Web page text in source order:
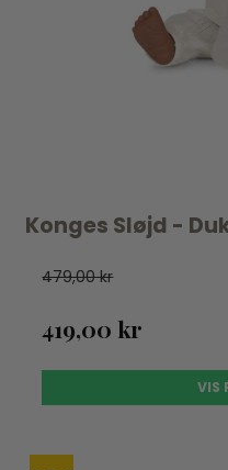
Konges Sløjd -
479,00 kr
419,00 kr
VIS